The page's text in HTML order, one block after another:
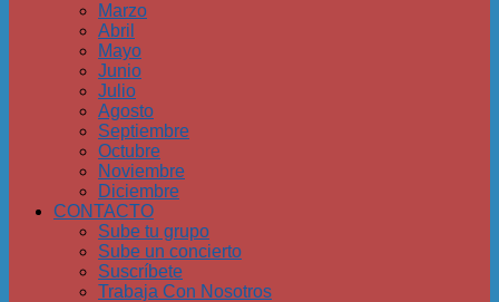
Marzo
Abril
Mayo
Junio
Julio
Agosto
Septiembre
Octubre
Noviembre
Diciembre
CONTACTO
Sube tu grupo
Sube un concierto
Suscríbete
Trabaja Con Nosotros